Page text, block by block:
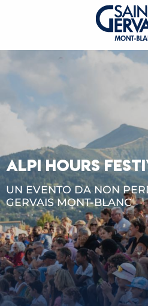
ALPI HOURS
UN EVENTO DA NON
GERVAIS MONT-BLANC